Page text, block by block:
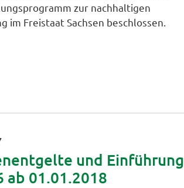
zur nachhaltigen
im Freistaat Sachsen beschlossen.
und Einführung
ab 01.01.2018